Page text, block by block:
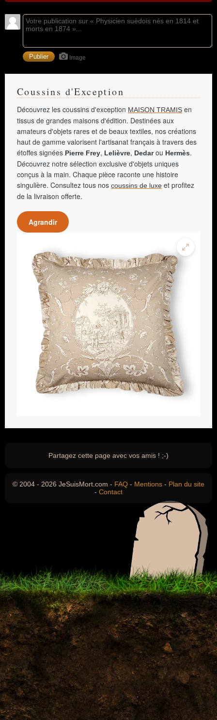
Image
Coussins d'Exception
Découvrez les coussins d'exception MAISON TRAMIS en
tissus de grandes maisons d'édition. Destinées aux
amateurs d'objets rares et de beaux textiles, nos créations
haut de gamme valorisent l'artisanat français à travers des
étoffes signées Pierre Frey, Lelièvre, Dedarou Hermès.
Découvrez notre sélection exclusive d'objets uniques
conçus à la main. Chaque pièce raconte une histoire
singulière. Consultez tous nos coussins de luxe et profitez
de la livraison offerte.
Agrandir
Partagez cette page avec vos amis ! ;-)
© 2004 - 2026 JeSuisMort.com - FAQ - Mentions - Plan du site
- Contact